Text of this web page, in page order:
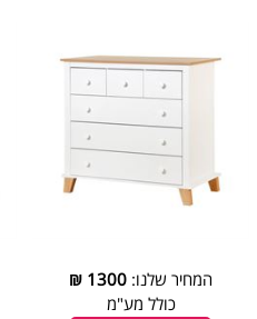
המחיר שלנו: 1300
₪
כולל מע"מ